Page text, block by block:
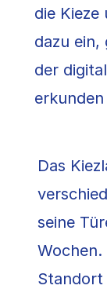
die
dazu ein,
der
Das
seine
Wochen.
Standort